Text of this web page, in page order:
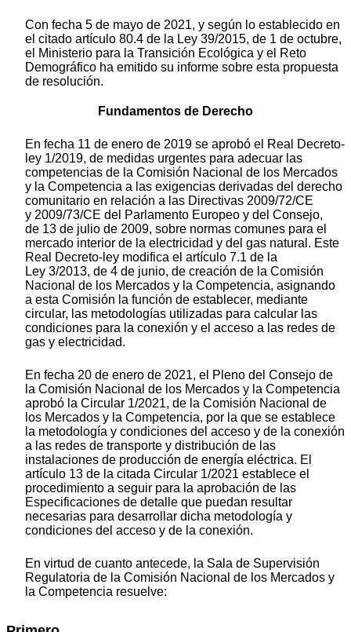
Con fecha 5 de mayo de 2021, y según lo establecido en
el citado artículo 80.4 de la Ley 39/2015, de 1 de octubre,
el Ministerio para la Transición Ecológica y el Reto
Demográfico ha emitido su informe sobre esta propuesta
de resolución.
Fundamentos de Derecho
En fecha 11 de enero de 2019 se aprobó el Real Decreto-
ley 1/2019, de medidas urgentes para adecuar las
competencias de la Comisión Nacional de los Mercados
y la Competencia a las exigencias derivadas del derecho
comunitario en relación a las Directivas 2009/72/CE
y 2009/73/CE del Parlamento Europeo y del Consejo,
de 13 de julio de 2009, sobre normas comunes para el
mercado interior de la electricidad y del gas natural. Este
Real Decreto-ley modifica el artículo 7.1 de la
Ley 3/2013, de 4 de junio, de creación de la Comisión
Nacional de los Mercados y la Competencia, asignando
a esta Comisión la función de establecer, mediante
circular, las metodologías utilizadas para calcular las
condiciones para la conexión y el acceso a las redes de
gas y electricidad.
En fecha 20 de enero de 2021, el Pleno del Consejo de
la Comisión Nacional de los Mercados y la Competencia
aprobó la Circular 1/2021, de la Comisión Nacional de
los Mercados y la Competencia, por la que se establece
la metodología y condiciones del acceso y de la conexión
a las redes de transporte y distribución de las
instalaciones de producción de energía eléctrica. El
artículo 13 de la citada Circular 1/2021 establece el
procedimiento a seguir para la aprobación de las
Especificaciones de detalle que puedan resultar
necesarias para desarrollar dicha metodología y
condiciones del acceso y de la conexión.
En virtud de cuanto antecede, la Sala de Supervisión
Regulatoria de la Comisión Nacional de los Mercados y
la Competencia resuelve: